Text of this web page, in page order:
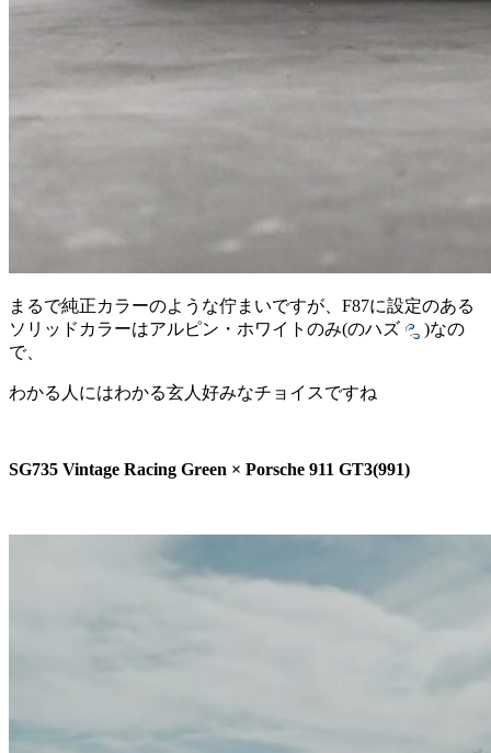
まるで純正カラーのような佇まいですが、F87に設定のある
ソリッドカラーはアルピン・ホワイトのみ(のハズ
)なの
で、
わかる人にはわかる玄人好みなチョイスですね
SG735 Vintage Racing Green × Porsche 911 GT3(991)